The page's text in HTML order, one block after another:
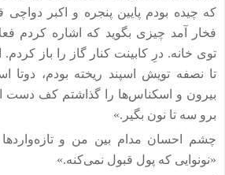
که چیده بودم پایین پنجره و اکبر دواچی
فخار آمد چیزی بگوید که اشاره کردم
توی خانه. درِ کابینت کنار گاز را باز کردم.
تا نصفه تویش اسپند ریخته بودم، دوتا
بیرون و اسکناس‌ها را گذاشتم کف دست
برو سه تا نون بگیر .»
چشم احسان مدام بین من و
«نونوایی که پول قبول نمی‌کنه.»